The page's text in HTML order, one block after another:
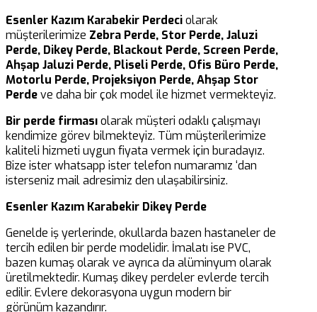
Esenler Kazım Karabekir Perdeciolarak
müşterilerimize Zebra Perde, Stor Perde, Jaluzi
Perde, Dikey Perde, Blackout Perde, Screen Perde,
Ahşap Jaluzi Perde, Pliseli Perde, Ofis Büro Perde,
Motorlu Perde, Projeksiyon Perde, Ahşap Stor
Perdeve daha bir çok model ile hizmet vermekteyiz.
Bir perde firmasıolarak müşteri odaklı çalışmayı
kendimize görev bilmekteyiz. Tüm müşterilerimize
kaliteli hizmeti uygun fiyata vermek için buradayız.
Bize ister whatsapp ister telefon numaramız ‘dan
isterseniz mail adresimiz den ulaşabilirsiniz.
Esenler Kazım Karabekir Dikey Perde
Genelde iş yerlerinde, okullarda bazen hastaneler de
tercih edilen bir perde modelidir. İmalatı ise PVC,
bazen kumaş olarak ve ayrıca da alüminyum olarak
üretilmektedir. Kumaş dikey perdeler evlerde tercih
edilir. Evlere dekorasyona uygun modern bir
görünüm kazandırır.